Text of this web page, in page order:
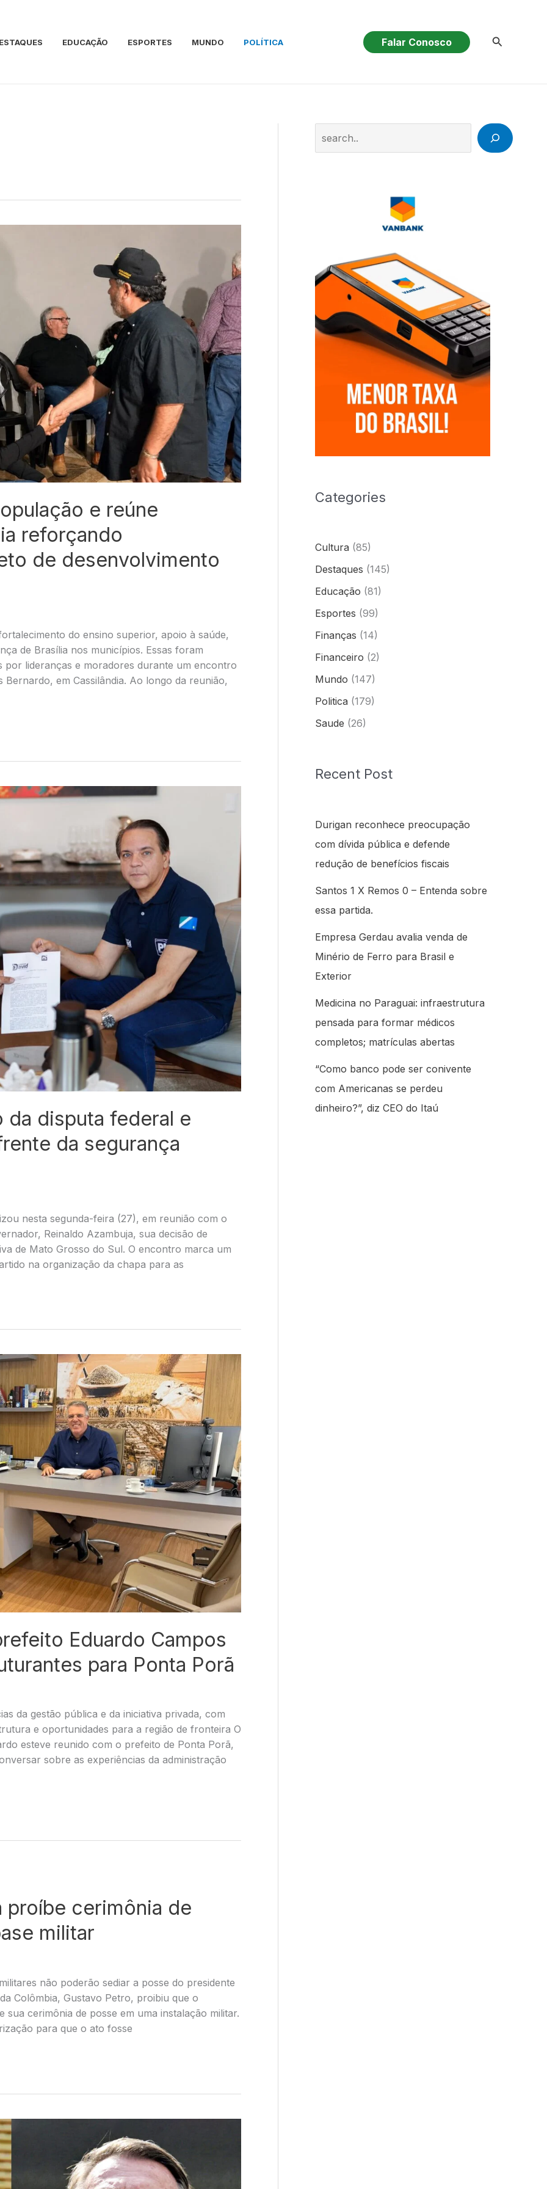
EDUCAÇÃO ESPORTES MUNDO POLÍTICA Falar Conosco Pesquisar
e reúne
reforçando
de desenvolvimento
do ensino superior, apoio à saúde,
de Brasília nos municípios. Essas foram
por lideranças e moradores durante um encontro
em Cassilândia. Ao longo da reunião,
da disputa federal e
da segurança
nesta segunda-feira (27), em reunião com o
Reinaldo Azambuja, sua decisão de
de Mato Grosso do Sul. O encontro marca um
na organização da chapa para as
Eduardo Campos
para Ponta Porã
da gestão pública e da iniciativa privada, com
e oportunidades para a região de fronteira O
esteve reunido com o prefeito de Ponta Porã,
sobre as experiências da administração
proíbe cerimônia de
militar
não poderão sediar a posse do presidente
Colômbia, Gustavo Petro, proibiu que o
cerimônia de posse em uma instalação militar.
para que o ato fosse
Categories
Cultura (85)
Destaques (145)
Educação (81)
Esportes (99)
Finanças (14)
Financeiro (2)
Mundo (147)
Politica (179)
Saude (26)
Recent Post
Durigan reconhece preocupação
com dívida pública e defende
redução de benefícios fiscais
Santos 1 X Remos 0 – Entenda sobre
essa partida.
Empresa Gerdau avalia venda de
Minério de Ferro para Brasil e
Exterior
Medicina no Paraguai: infraestrutura
pensada para formar médicos
completos; matrículas abertas
“Como banco pode ser conivente
com Americanas se perdeu
dinheiro?”, diz CEO do Itaú